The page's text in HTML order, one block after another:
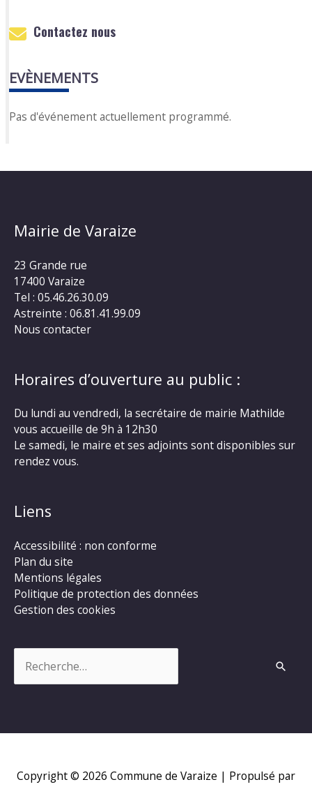
Contactez nous
EVÈNEMENTS
Pas d'événement actuellement programmé.
Mairie de Varaize
23 Grande rue
17400 Varaize
Tel : 05.46.26.30.09
Astreinte : 06.81.41.99.09
Nous contacter
Horaires d’ouverture au public :
Du lundi au vendredi, la secrétaire de mairie Mathilde
vous accueille de 9h à 12h30
Le samedi, le maire et ses adjoints sont disponibles sur
rendez vous.
Liens
Accessibilité : non conforme
Plan du site
Mentions légales
Politique de protection des données
Gestion des cookies
Copyright © 2026 Commune de Varaize | Propulsé par